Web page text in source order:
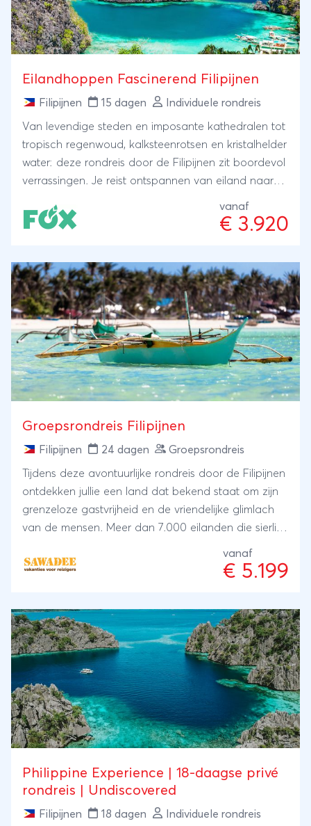
Eilandhoppen Fascinerend Filipijnen
Filipijnen 15 dagen Individuele rondreis
Van levendige steden en imposante kathedralen tot
tropisch regenwoud, kalksteenrotsen en kristalhelder
water: deze rondreis door de Filipijnen zit boordevol
verrassingen. Je reist ontspannen van eiland naar
snorkellocaties. Ook is er genoeg vrije tijd om te
genieten van de heerlijke stranden die deze archipel
vanaf
€ 3.920
Groepsrondreis Filipijnen
Filipijnen 24 dagen Groepsrondreis
Tijdens deze avontuurlijke rondreis door de Filipijnen
ontdekken jullie een land dat bekend staat om zijn
grenzeloze gastvrijheid en de vriendelijke glimlach
van de mensen. Meer dan 7.000 eilanden die sierlijk
Filipijnen. De Filipijnen zal je hart veroveren met haar
naar een nieuwe en fascinerende beleving is dit de
perfecte reis.
vanaf
€ 5.199
Philippine Experience | 18-daagse privé
rondreis | Undiscovered
Filipijnen 18 dagen Individuele rondreis